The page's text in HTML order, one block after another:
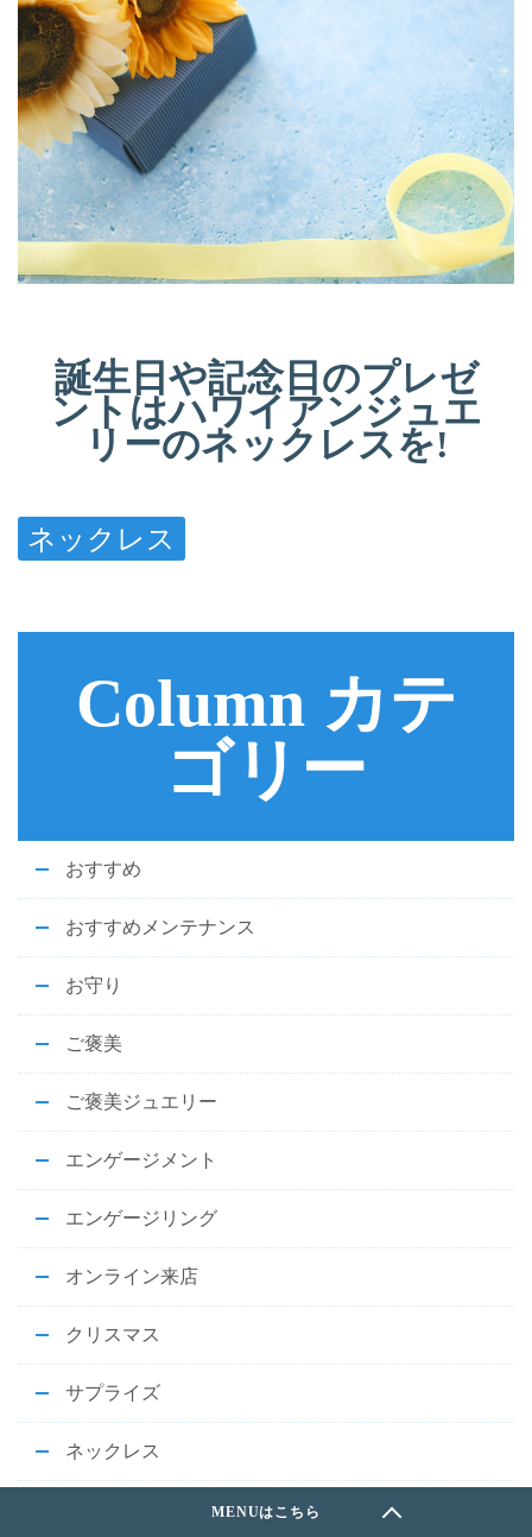
誕生日や記念日のプレゼ
ントはハワイアンジュエ
リーのネックレスを!
ネックレス
Column カテ
ゴリー
おすすめ
おすすめメンテナンス
お守り
ご褒美
ご褒美ジュエリー
エンゲージメント
エンゲージリング
オンライン来店
クリスマス
サプライズ
ネックレス
ハワイアンジュエリー